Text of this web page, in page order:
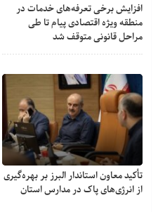
افزایش برخی تعرفه‌های خدمات در
منطقه ویژه اقتصادی پیام تا طی
مراحل قانونی متوقف شد
تأکید معاون استاندار البرز بر بهره‌گیری
از انرژی‌های پاک در مدارس استان